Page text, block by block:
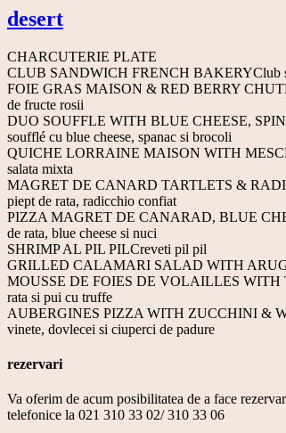
desert
CHARCUTERIE PLATE
CLUB SANDWICH FRENCH BAKERYClub
FOIE GRAS MAISON & RED BERRY
de fructe rosii
DUO SOUFFLE WITH BLUE CHEESE,
soufflé cu blue cheese, spanac si brocoli
QUICHE LORRAINE MAISON WITH
salata mixta
MAGRET DE CANARD TARTLETS &
piept de rata, radicchio confiat
PIZZA MAGRET DE CANARAD, BLUE
de rata, blue cheese si nuci
SHRIMP AL PIL PILCreveti pil pil
GRILLED CALAMARI SALAD WITH
MOUSSE DE FOIES DE VOLAILLES WITH
rata si pui cu truffe
AUBERGINES PIZZA WITH ZUCCHINI &
vinete, dovlecei si ciuperci de padure
rezervari
Va oferim de acum posibilitatea de a face
telefonice la 021 310 33 02/ 310 33 06